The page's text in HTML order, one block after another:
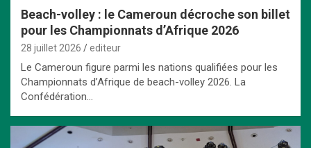
Beach-volley : le Cameroun décroche son billet
pour les Championnats d’Afrique 2026
28 juillet 2026 editeur
Le Cameroun figure parmi les nations qualifiées pour les
Championnats d’Afrique de beach-volley 2026. La
Confédération…